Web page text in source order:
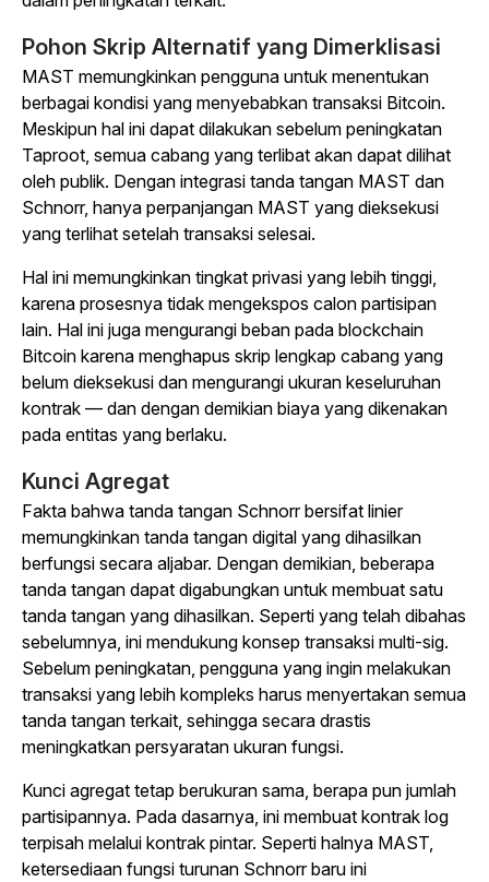
Pohon Skrip Alternatif yang Dimerklisasi
MAST memungkinkan pengguna untuk menentukan
berbagai kondisi yang menyebabkan transaksi Bitcoin.
Meskipun hal ini dapat dilakukan sebelum peningkatan
Taproot, semua cabang yang terlibat akan dapat dilihat
oleh publik. Dengan integrasi tanda tangan MAST dan
Schnorr, hanya perpanjangan MAST yang dieksekusi
yang terlihat setelah transaksi selesai.
Hal ini memungkinkan tingkat privasi yang lebih tinggi,
karena prosesnya tidak mengekspos calon partisipan
lain. Hal ini juga mengurangi beban pada blockchain
Bitcoin karena menghapus skrip lengkap cabang yang
belum dieksekusi dan mengurangi ukuran keseluruhan
kontrak — dan dengan demikian biaya yang dikenakan
pada entitas yang berlaku.
Kunci Agregat
Fakta bahwa tanda tangan Schnorr bersifat linier
memungkinkan tanda tangan digital yang dihasilkan
berfungsi secara aljabar. Dengan demikian, beberapa
tanda tangan dapat digabungkan untuk membuat satu
tanda tangan yang dihasilkan. Seperti yang telah dibahas
sebelumnya, ini mendukung konsep transaksi multi-sig.
Sebelum peningkatan, pengguna yang ingin melakukan
transaksi yang lebih kompleks harus menyertakan semua
tanda tangan terkait, sehingga secara drastis
meningkatkan persyaratan ukuran fungsi.
Kunci agregat tetap berukuran sama, berapa pun jumlah
partisipannya. Pada dasarnya, ini membuat kontrak log
terpisah melalui kontrak pintar. Seperti halnya MAST,
ketersediaan fungsi turunan Schnorr baru ini